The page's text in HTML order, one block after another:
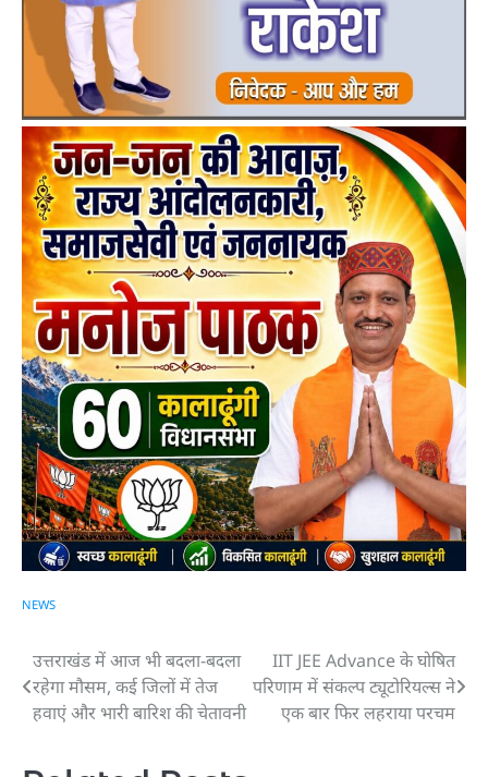
NEWS
Post
navigation
उत्तराखंड में आज भी बदला-बदला
रहेगा मौसम, कई जिलों में तेज
हवाएं और भारी बारिश की चेतावनी
IIT JEE Advance के घोषित
परिणाम में संकल्प ट्यूटोरियल्स ने
एक बार फिर लहराया परचम